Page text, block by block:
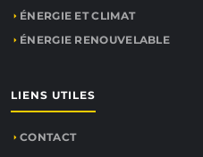
ÉNERGIE ET CLIMAT
ÉNERGIE RENOUVELABLE
LIENS UTILES
CONTACT